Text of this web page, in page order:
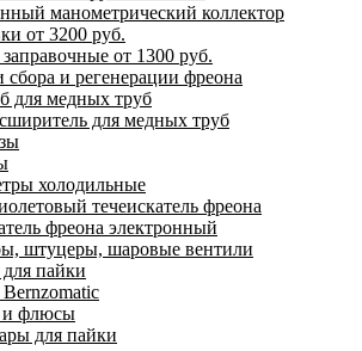
манометрический коллектор
от 3200 руб.
от 1300 руб.
сбора и регенерации фреона
для медных труб
для медных труб
холодильные
течеискатель фреона
фреона электронный
штуцеры, шаровые вентили
пайки
флюсы
для пайки